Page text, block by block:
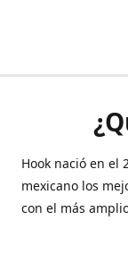
Hook nació en el
mexicano los
con el más